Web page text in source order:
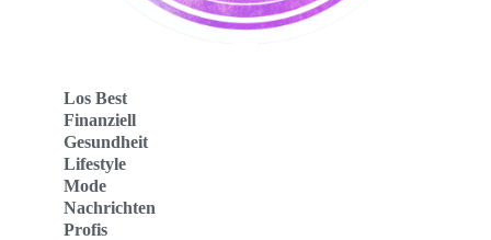
Los Best
Finanziell
Gesundheit
Lifestyle
Mode
Nachrichten
Profis